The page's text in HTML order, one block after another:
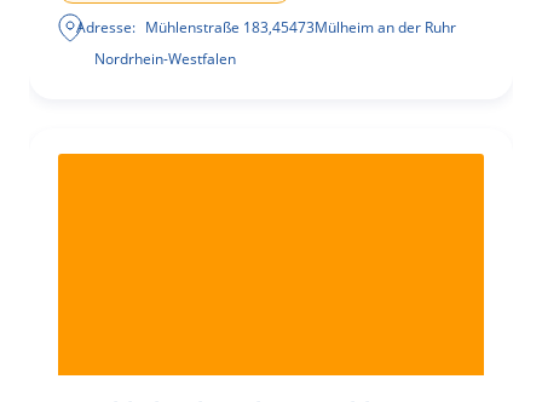
Adresse: Mühlenstraße 183,45473Mülheim an der Ruhr
Nordrhein-Westfalen